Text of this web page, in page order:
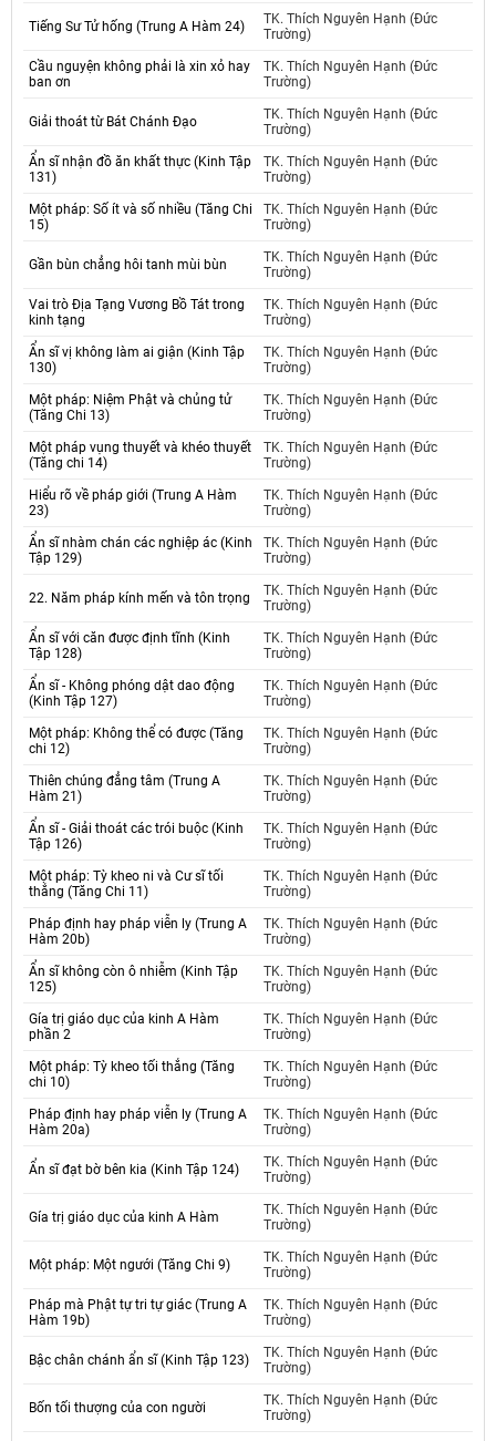
Tiếng Sư Tử hống (Trung A Hàm 24)
TK. Thích Nguyên Hạnh (Đức
Trường)
Cầu nguyện không phải là xin xỏ hay
ban ơn
TK. Thích Nguyên Hạnh (Đức
Trường)
Giải thoát từ Bát Chánh Đạo
TK. Thích Nguyên Hạnh (Đức
Trường)
Ẩn sĩ nhận đồ ăn khất thực (Kinh Tập
131)
TK. Thích Nguyên Hạnh (Đức
Trường)
Một pháp: Số ít và số nhiều (Tăng Chi
15)
TK. Thích Nguyên Hạnh (Đức
Trường)
Gần bùn chẳng hôi tanh mùi bùn
TK. Thích Nguyên Hạnh (Đức
Trường)
Vai trò Địa Tạng Vương Bồ Tát trong
kinh tạng
TK. Thích Nguyên Hạnh (Đức
Trường)
Ẩn sĩ vị không làm ai giận (Kinh Tập
130)
TK. Thích Nguyên Hạnh (Đức
Trường)
Một pháp: Niệm Phật và chủng tử
(Tăng Chi 13)
TK. Thích Nguyên Hạnh (Đức
Trường)
Một pháp vụng thuyết và khéo thuyết
(Tăng chi 14)
TK. Thích Nguyên Hạnh (Đức
Trường)
Hiểu rõ về pháp giới (Trung A Hàm
23)
TK. Thích Nguyên Hạnh (Đức
Trường)
Ẩn sĩ nhàm chán các nghiệp ác (Kinh
Tập 129)
TK. Thích Nguyên Hạnh (Đức
Trường)
22. Năm pháp kính mến và tôn trọng
TK. Thích Nguyên Hạnh (Đức
Trường)
Ẩn sĩ với căn được định tĩnh (Kinh
Tập 128)
TK. Thích Nguyên Hạnh (Đức
Trường)
Ẩn sĩ - Không phóng dật dao động
(Kinh Tập 127)
TK. Thích Nguyên Hạnh (Đức
Trường)
Một pháp: Không thể có được (Tăng
chi 12)
TK. Thích Nguyên Hạnh (Đức
Trường)
Thiên chúng đẳng tâm (Trung A
Hàm 21)
TK. Thích Nguyên Hạnh (Đức
Trường)
Ẩn sĩ - Giải thoát các trói buộc (Kinh
Tập 126)
TK. Thích Nguyên Hạnh (Đức
Trường)
Một pháp: Tỳ kheo ni và Cư sĩ tối
thắng (Tăng Chi 11)
TK. Thích Nguyên Hạnh (Đức
Trường)
Pháp định hay pháp viễn ly (Trung A
Hàm 20b)
TK. Thích Nguyên Hạnh (Đức
Trường)
Ẩn sĩ không còn ô nhiễm (Kinh Tập
125)
TK. Thích Nguyên Hạnh (Đức
Trường)
Gía trị giáo dục của kinh A Hàm
phần 2
TK. Thích Nguyên Hạnh (Đức
Trường)
Một pháp: Tỳ kheo tối thắng (Tăng
chi 10)
TK. Thích Nguyên Hạnh (Đức
Trường)
Pháp định hay pháp viễn ly (Trung A
Hàm 20a)
TK. Thích Nguyên Hạnh (Đức
Trường)
Ẩn sĩ đạt bờ bên kia (Kinh Tập 124)
TK. Thích Nguyên Hạnh (Đức
Trường)
Gía trị giáo dục của kinh A Hàm
TK. Thích Nguyên Hạnh (Đức
Trường)
Một pháp: Một ngưới (Tăng Chi 9)
TK. Thích Nguyên Hạnh (Đức
Trường)
Pháp mà Phật tự tri tự giác (Trung A
Hàm 19b)
TK. Thích Nguyên Hạnh (Đức
Trường)
Bậc chân chánh ẩn sĩ (Kinh Tập 123)
TK. Thích Nguyên Hạnh (Đức
Trường)
Bốn tối thượng của con người
TK. Thích Nguyên Hạnh (Đức
Trường)